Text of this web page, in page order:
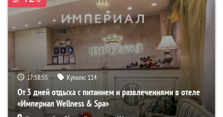
17:58:54 Купили:114
От 3 дней отдыха с питанием и развлечениями в отеле
«Империал Wellness & Spa»